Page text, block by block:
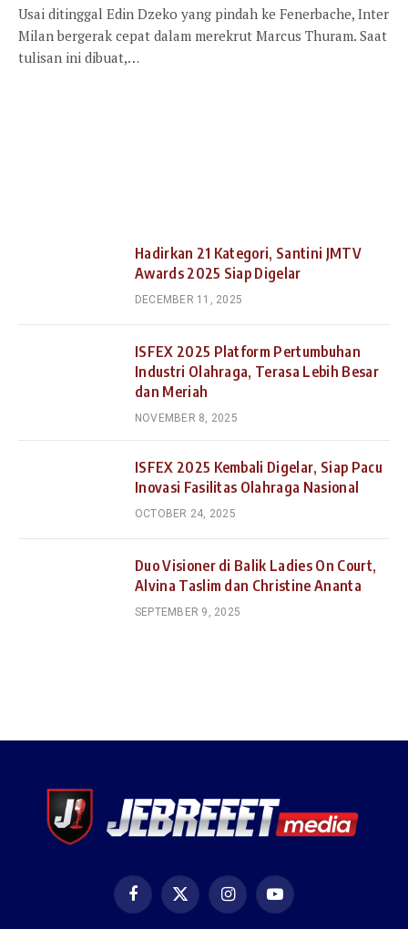
Usai ditinggal Edin Dzeko yang pindah ke Fenerbache, Inter
Milan bergerak cepat dalam merekrut Marcus Thuram. Saat
tulisan ini dibuat,…
Hadirkan 21 Kategori, Santini JMTV
Awards 2025 Siap Digelar
DECEMBER 11, 2025
ISFEX 2025 Platform Pertumbuhan
Industri Olahraga, Terasa Lebih Besar
dan Meriah
NOVEMBER 8, 2025
ISFEX 2025 Kembali Digelar, Siap Pacu
Inovasi Fasilitas Olahraga Nasional
OCTOBER 24, 2025
Duo Visioner di Balik Ladies On Court,
Alvina Taslim dan Christine Ananta
SEPTEMBER 9, 2025
FacebookX
(Twitter)
InstagramYouTube